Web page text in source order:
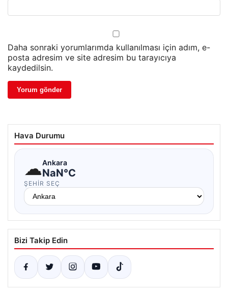
Daha sonraki yorumlarımda kullanılması için adım, e-
posta adresim ve site adresim bu tarayıcıya
kaydedilsin.
Hava Durumu
☁Ankara
NaN°C
ŞEHIR SEÇ
Bizi Takip Edin